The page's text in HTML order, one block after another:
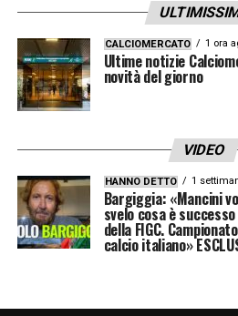
CALCIOMERCATO 1 ora
Ultime notizie
novità del giorno
VIDEO
HANNO DETTO 1
Bargiggia: «Mancini
svelo cosa è
della FIGC.
calcio italiano»